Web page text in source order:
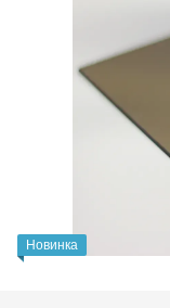
Новинка